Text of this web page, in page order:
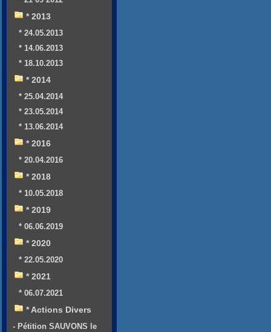
* 2013
* 24.05.2013
* 14.06.2013
* 18.10.2013
* 2014
* 25.04.2014
* 23.05.2014
* 13.06.2014
* 2016
* 20.04.2016
* 2018
* 10.05.2018
* 2019
* 06.06.2019
* 2020
* 22.05.2020
* 2021
* 06.07.2021
* Actions Divers
- Pétition SAUVONS le